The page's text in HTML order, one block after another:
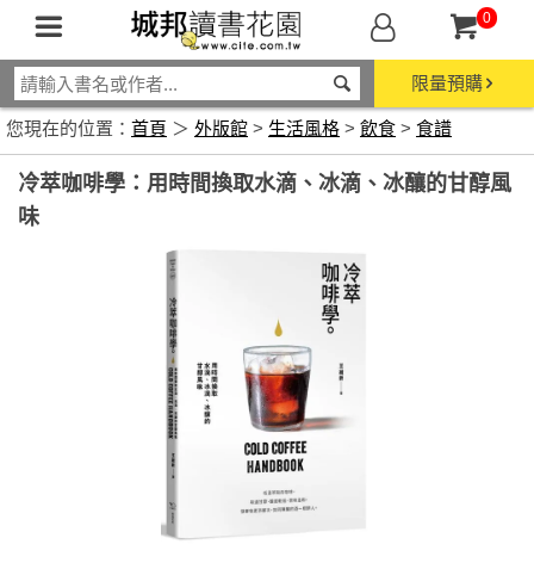
0
限量預購
您現在的位置： 首頁 ＞ 外版館 > 生活風格 > 飲食 > 食譜
冷萃咖啡學：用時間換取水滴、冰滴、冰釀的甘醇風
味